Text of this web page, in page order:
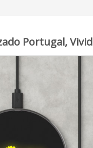
Portugal, Vivid